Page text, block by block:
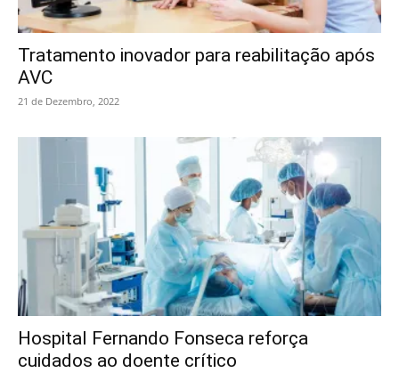
Tratamento inovador para reabilitação após
AVC
21 de Dezembro, 2022
Hospital Fernando Fonseca reforça
cuidados ao doente crítico